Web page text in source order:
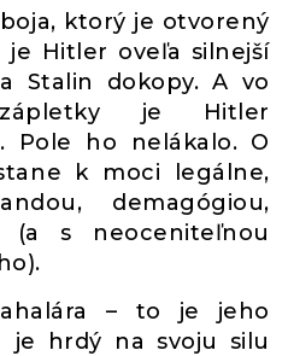
ktorý je otvorený
je Hitler oveľa silnejší
Stalin dokopy. A vo
je Hitler
Pole ho nelákalo. O
k moci legálne,
demagógiou,
(a s neoceniteľnou
– to je jeho
je hrdý na svoju silu